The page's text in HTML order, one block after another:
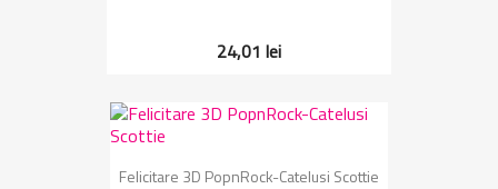
24,01 lei
Felicitare 3D PopnRock-Catelusi Scottie